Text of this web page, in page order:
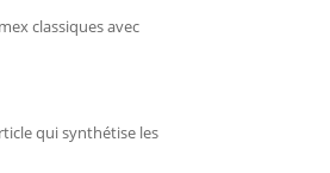
classiques avec
qui synthétise les